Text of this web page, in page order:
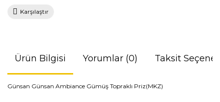
Karşılaştır
Ürün Bilgisi Yorumlar (0) Taksit
Günsan Günsan Ambiance Gümüş Topraklı Priz(MKZ)